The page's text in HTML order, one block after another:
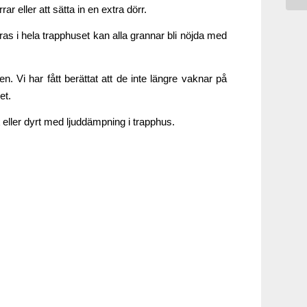
eller att sätta in en extra dörr.
i hela trapphuset kan alla grannar bli nöjda med
Vi har fått berättat att de inte längre vaknar på
dyrt med ljuddämpning i trapphus.